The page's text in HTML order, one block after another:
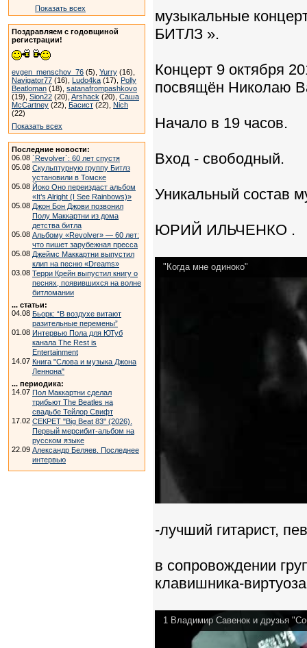
Показать всех
Поздравляем с годовщиной
регистрации!
evgen_menschov_76 (5), Yurry (16),
Navigator77 (16), Ludo4ka (17), Polly
Beatloman (18), satanafrompashkovo
(19), Sion22 (20), Arshack (20), Саша
McCartney (22), Басист (22), Nich
(22)
Показать всех
Последние новости:
06.08 `Revolver`: 60 лет спустя
05.08 Скульптурную группу Битлз
установили в Томске
05.08 Йоко Оно переиздаст альбом
«It’s Alright (I See Rainbows)»
05.08 Джон Бон Джови позвонил
Полу Маккартни из дома
детства битла
05.08 Альбому «Revolver» — 60 лет:
что пишет зарубежная пресса
05.08 Джеймс Маккартни выпустил
клип на песню «Dreams»
03.08 Терри Крейн выпустил книгу о
песнях, появившихся на волне
битломании
... статьи:
04.08 Бьорк: “В воздухе витают
разительные перемены”
01.08 Интервью Пола для ЮТуб
канала The Rest is
Entertainment
14.07 Книга "Слова и музыка Джона
Леннона"
... периодика:
14.07 Пол Маккартни сделал
трибьют The Beatles на
свадьбе Тейлор Свифт
17.02 СЕКРЕТ "Big Beat 83" (2026).
Первый мерсибит-альбом на
русском языке
22.09 Александр Беляев. Последнее
интервью
музыкальные
БИТЛЗ ».
Концерт 9 октября
посвящён Николаю
Начало в 19 часов.
Вход - свободный.
Уникальный состав
ЮРИЙ ИЛЬЧЕНКО .
"Когда мне одиноко"
-лучший гитарист,
в сопровождении
клавишника-
1 Владимир Савенок и друзья